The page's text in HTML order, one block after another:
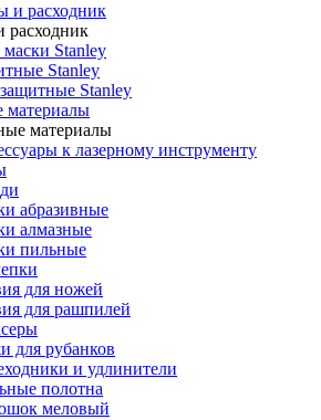
и расходник
расходник
Stanley
Stanley
Stanley
материалы
материалы
к лазерному инструменту
абразивные
алмазные
пильные
для ножей
для рашпилей
для рубанков
и удлинители
полотна
меловый